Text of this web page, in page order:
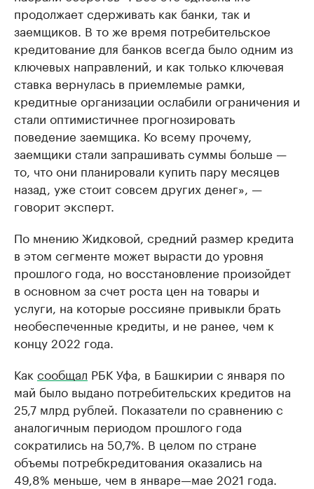
продолжает сдерживать как банки, так и
заемщиков. В то же время потребительское
кредитование для банков всегда было одним из
ключевых направлений, и как только ключевая
ставка вернулась в приемлемые рамки,
кредитные организации ослабили ограничения и
стали оптимистичнее прогнозировать
поведение заемщика. Ко всему прочему,
заемщики стали запрашивать суммы больше —
то, что они планировали купить пару месяцев
назад, уже стоит совсем других денег», —
говорит эксперт.
По мнению Жидковой, средний размер кредита
в этом сегменте может вырасти до уровня
прошлого года, но восстановление произойдет
в основном за счет роста цен на товары и
услуги, на которые россияне привыкли брать
необеспеченные кредиты, и не ранее, чем к
концу 2022 года.
Как сообщал РБК Уфа, в Башкирии с января по
май было выдано потребительских кредитов на
25,7 млрд рублей. Показатели по сравнению с
аналогичным периодом прошлого года
сократились на 50,7%. В целом по стране
объемы потребкредитования оказались на
49,8% меньше, чем в январе—мае 2021 года.